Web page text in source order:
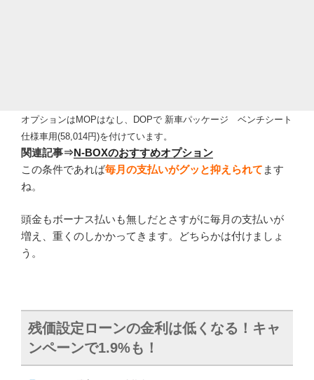
オプションはMOPはなし、DOPで 新車パッケージ ベンチシート
仕様車用(58,014円)を付けています。
関連記事⇒N-BOXのおすすめオプション
この条件であれば毎月の支払いがグッと抑えられて ます
ね。
頭金もボーナス払いも無しだとさすがに毎月の支払いが
増え、重くのしかかってきます。どちらかは付けましょ
う。
残価設定ローンの金利は低くなる！キャ
ンペーンで1.9%も！